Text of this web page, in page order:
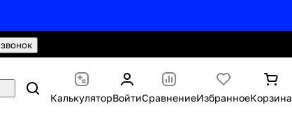
КалькуляторВойтиСравнениеИзбранноеКорзина